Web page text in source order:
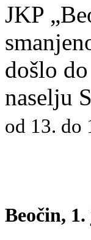
JKP
došlo
naselju
od 13. do
Beočin,